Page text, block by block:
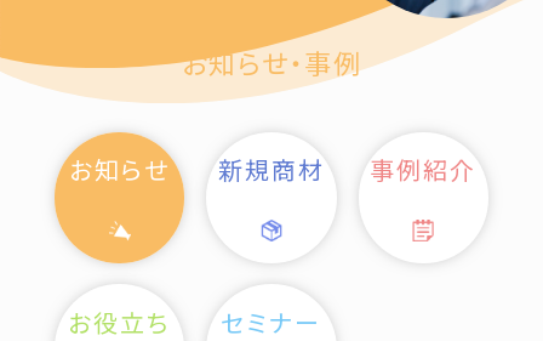
お知らせ・事例
お知らせ 新規商材 事例紹介
お役立ち セミナー